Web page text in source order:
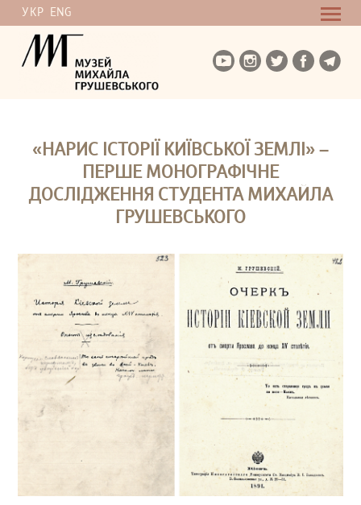
УКР ENG
«НАРИС ІСТОРІЇ КИЇВСЬКОЇ ЗЕМЛІ» –
ПЕРШЕ МОНОГРАФІЧНЕ
ДОСЛІДЖЕННЯ СТУДЕНТА МИХАЙЛА
ГРУШЕВСЬКОГО